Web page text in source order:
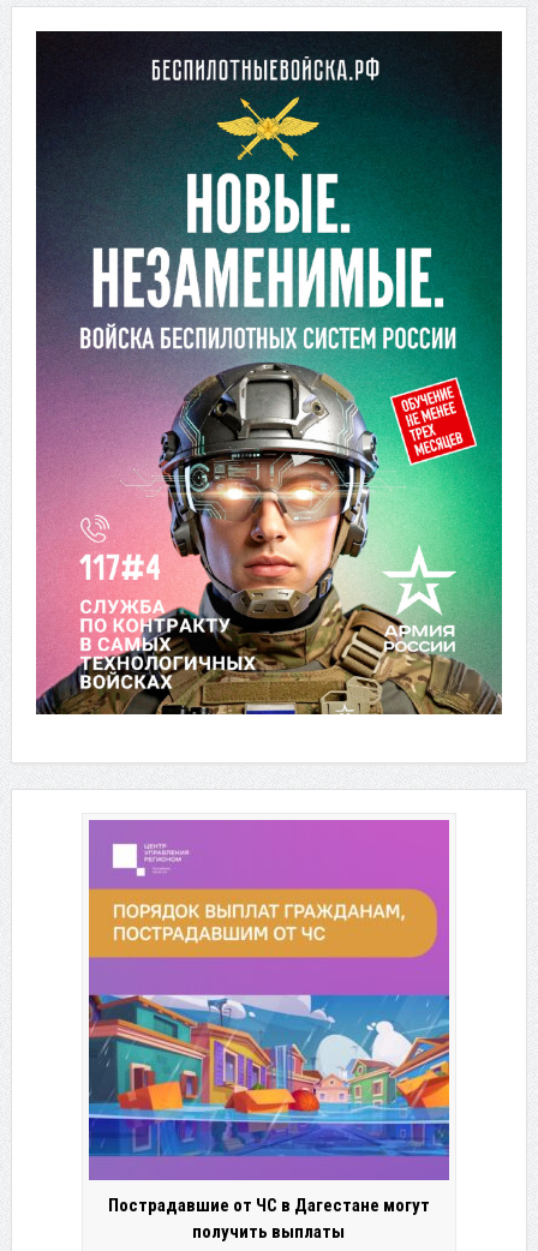
Пострадавшие от ЧС в Дагестане могут
получить выплаты